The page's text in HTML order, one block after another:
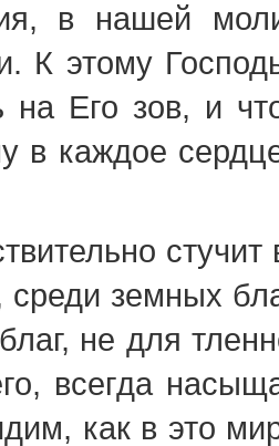
в нашей
К этому
на Его зов, и
в каждое
среди земных
не для
всегда
как в это